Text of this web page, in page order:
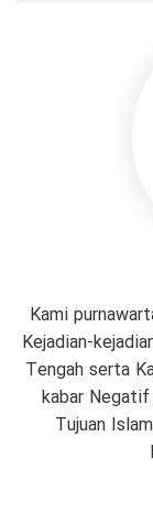
Kami
Kejadian-
Tengah serta
kabar Negatif
Tujuan